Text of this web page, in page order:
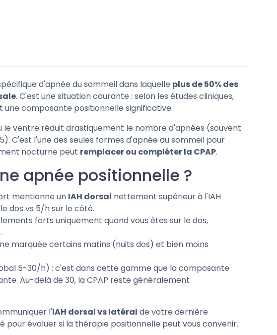
d'apnée du sommeil dans laquelle plus de 50% des
. C'est une situation courante : selon les études cliniques,
une composante positionnelle significative.
le ventre réduit drastiquement le nombre d'apnées (souvent
C'est l'une des seules formes d'apnée du sommeil pour
nocturne peut remplacer ou compléter la CPAP.
apnée positionnelle ?
mentionne un IAH dorsal nettement supérieur à l'IAH
dos vs 5/h sur le côté.
forts uniquement quand vous êtes sur le dos,
marquée certains matins (nuits dos) et bien moins
5-30/h) : c'est dans cette gamme que la composante
Au-delà de 30, la CPAP reste généralement
l'IAH dorsal vs latéral de votre dernière
pour évaluer si la thérapie positionnelle peut vous convenir.